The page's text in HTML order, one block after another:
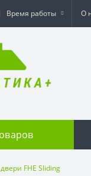
Время работы О
FHE Sliding